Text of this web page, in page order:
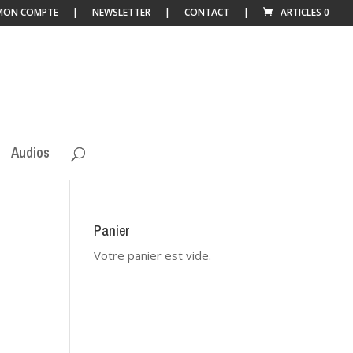
COMPTE NEWSLETTER CONTACT ARTICLES 0
Audios
Panier
Votre panier est vide.